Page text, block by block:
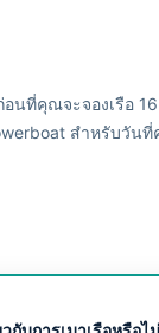
นที่คุณจะจองเรือ
สำหรับวัน